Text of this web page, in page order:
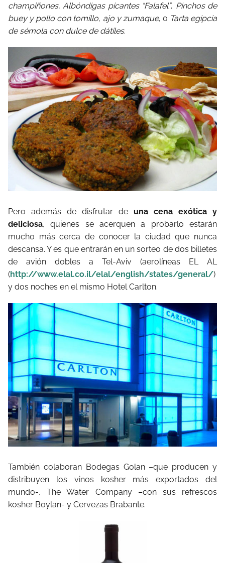
champiñones, Albóndigas picantes “Falafel”, Pinchos de
buey y pollo con tomillo, ajo y zumaque, o Tarta egipcia
de sémola con dulce de dátiles.
Pero además de disfrutar de una cena exótica y
deliciosa, quienes se acerquen a probarlo estarán
mucho más cerca de conocer la ciudad que nunca
descansa. Y es que entrarán en un sorteo de dos billetes
de avión dobles a Tel-Aviv (aerolíneas EL AL
(http://www.elal.co.il/elal/english/states/general/)
y dos noches en el mismo Hotel Carlton.
También colaboran Bodegas Golan –que producen y
distribuyen los vinos kosher más exportados del
mundo-, The Water Company –con sus refrescos
kosher Boylan- y Cervezas Brabante.